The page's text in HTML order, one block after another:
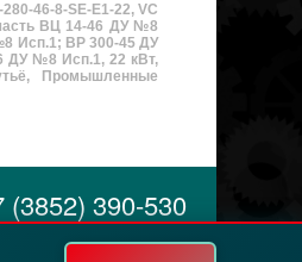
46-8-SE-E1-22, VC
ВЦ 14-46 ДУ №8
Исп.1; ВР 300-45 ДУ
ДУ №8 Исп.1, 22 кВт,
Промышленные
390-530